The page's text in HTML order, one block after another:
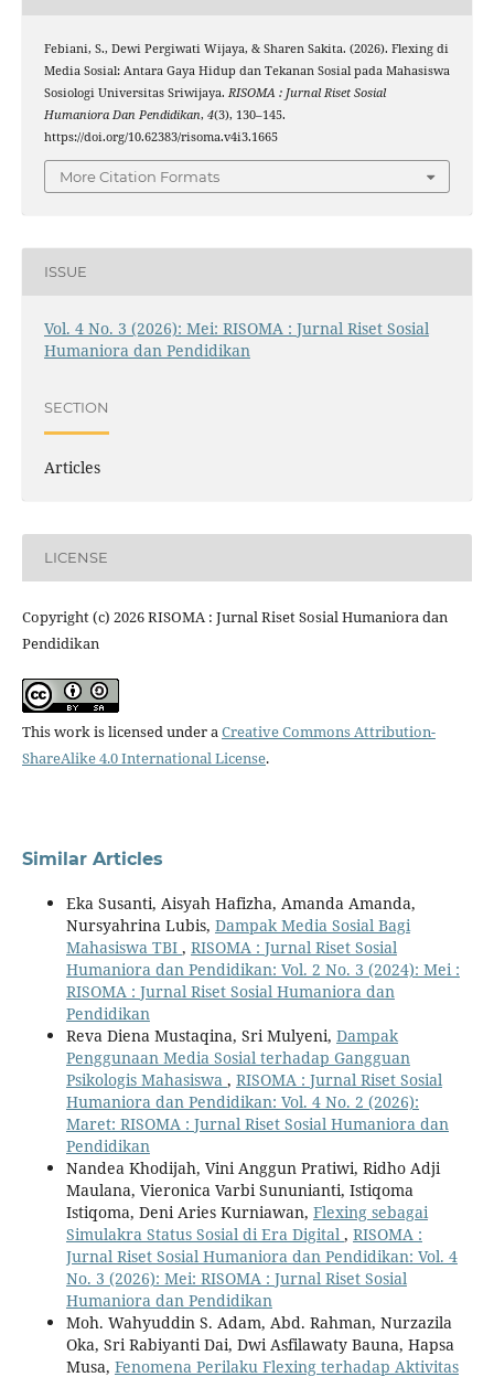
Febiani, S., Dewi Pergiwati Wijaya, & Sharen Sakita. (2026). Flexing di
Media Sosial: Antara Gaya Hidup dan Tekanan Sosial pada Mahasiswa
Sosiologi Universitas Sriwijaya. RISOMA : Jurnal Riset Sosial
Humaniora Dan Pendidikan, 4(3), 130–145.
https://doi.org/10.62383/risoma.v4i3.1665
More Citation Formats
ISSUE
Vol. 4 No. 3 (2026): Mei: RISOMA : Jurnal Riset Sosial
Humaniora dan Pendidikan
SECTION
Articles
LICENSE
Copyright (c) 2026 RISOMA : Jurnal Riset Sosial Humaniora dan
Pendidikan
This work is licensed under aCreative Commons Attribution-
ShareAlike 4.0 International License.
Similar Articles
Eka Susanti, Aisyah Hafizha, Amanda Amanda,
Nursyahrina Lubis, Dampak Media Sosial Bagi
Mahasiswa TBI , RISOMA : Jurnal Riset Sosial
Humaniora dan Pendidikan: Vol. 2 No. 3 (2024): Mei :
RISOMA : Jurnal Riset Sosial Humaniora dan
Pendidikan
Reva Diena Mustaqina, Sri Mulyeni, Dampak
Penggunaan Media Sosial terhadap Gangguan
Psikologis Mahasiswa , RISOMA : Jurnal Riset Sosial
Humaniora dan Pendidikan: Vol. 4 No. 2 (2026):
Maret: RISOMA : Jurnal Riset Sosial Humaniora dan
Pendidikan
Nandea Khodijah, Vini Anggun Pratiwi, Ridho Adji
Maulana, Vieronica Varbi Sununianti, Istiqoma
Istiqoma, Deni Aries Kurniawan, Flexing sebagai
Simulakra Status Sosial di Era Digital , RISOMA :
Jurnal Riset Sosial Humaniora dan Pendidikan: Vol. 4
No. 3 (2026): Mei: RISOMA : Jurnal Riset Sosial
Humaniora dan Pendidikan
Moh. Wahyuddin S. Adam, Abd. Rahman, Nurzazila
Oka, Sri Rabiyanti Dai, Dwi Asfilawaty Bauna, Hapsa
Musa, Fenomena Perilaku Flexing terhadap Aktivitas